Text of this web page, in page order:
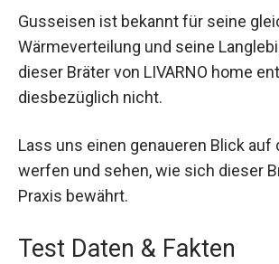
Gusseisen ist bekannt für seine
Wärmeverteilung und seine
dieser Bräter von LIVARNO home
diesbezüglich nicht.
Lass uns einen genaueren Blick auf
werfen und sehen, wie sich dieser
Praxis bewährt.
Test Daten & Fakten